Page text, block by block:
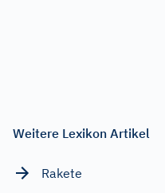
Weitere Lexikon Artikel
Rakete